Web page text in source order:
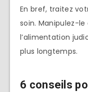
En bref, traitez
soin. Manipulez-
l’alimentation
plus longtemps.
6 conseils